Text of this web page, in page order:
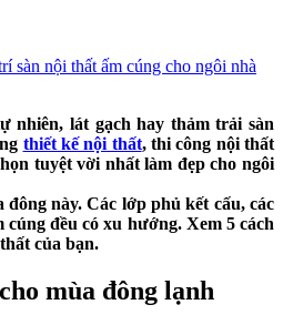
nhiên, lát gạch hay thảm trải sàn
thiết kế nội thất, thi công nội thất
tuyệt vời nhất làm đẹp cho ngôi
này. Các lớp phủ kết cấu, các
đều có xu hướng. Xem 5 cách
của bạn.
mùa đông lạnh